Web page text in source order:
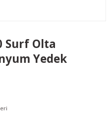
Surf Olta
Yedek